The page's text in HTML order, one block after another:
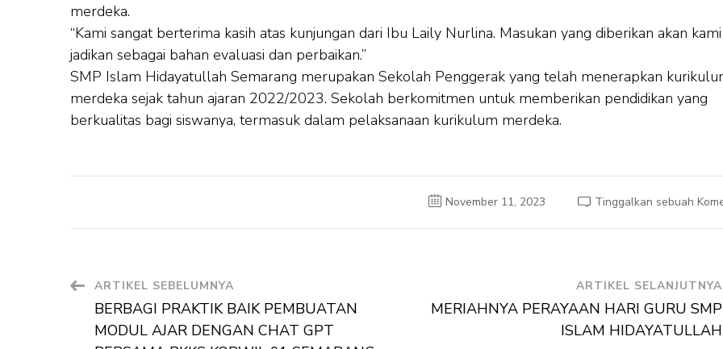
merdeka.
“Kami sangat berterima kasih atas kunjungan dari Ibu Laily Nurlina. Masukan yang diberikan akan kami
jadikan sebagai bahan evaluasi dan perbaikan.”
SMP Islam Hidayatullah Semarang merupakan Sekolah Penggerak yang telah menerapkan
merdeka sejak tahun ajaran 2022/2023. Sekolah berkomitmen untuk memberikan pendidikan yang
berkualitas bagi siswanya, termasuk dalam pelaksanaan kurikulum merdeka.
November 11, 2023 Tinggalkan sebuah
Navigasi
Artikel
ARTIKEL SEBELUMNYA
BERBAGI PRAKTIK BAIK PEMBUATAN
MODUL AJAR DENGAN CHAT GPT
ARTIKEL SELANJUTNYA
MERIAHNYA PERAYAAN HARI GURU SMP
ISLAM HIDAYATULLAH